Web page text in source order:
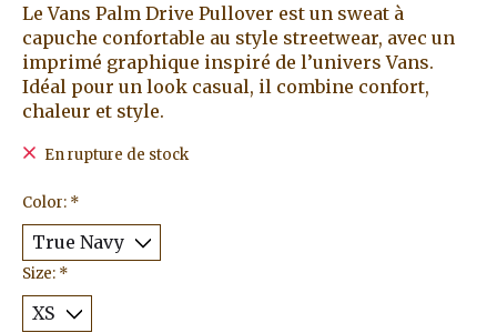
Le Vans Palm Drive Pullover est un sweat à
capuche confortable au style streetwear, avec un
imprimé graphique inspiré de l’univers Vans.
Idéal pour un look casual, il combine confort,
chaleur et style.
En rupture de stock
Color: *
Size: *